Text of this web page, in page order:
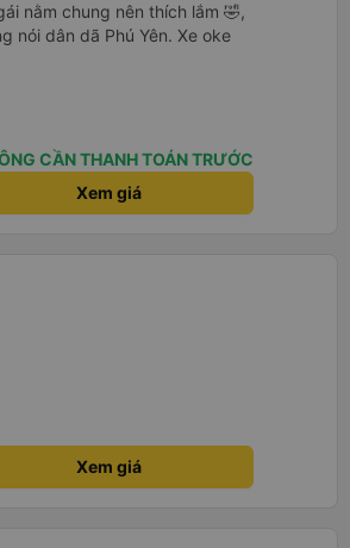
nằm chung nên thích lắm 🤣,
nói dân dã Phú Yên. Xe oke
CẦN THANH TOÁN TRƯỚC
Xem giá
Xem giá